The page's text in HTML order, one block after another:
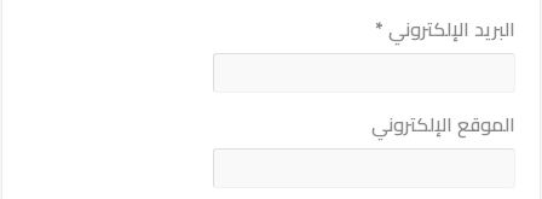
البريد الإلكتروني*
الموقع الإلكتروني